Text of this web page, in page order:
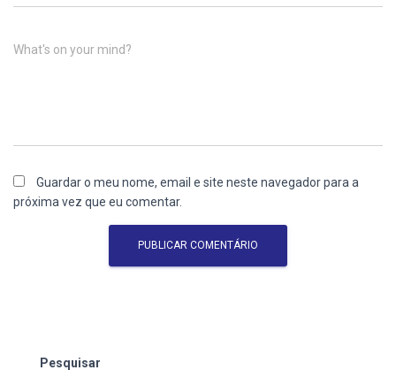
What's on your mind?
Guardar o meu nome, email e site neste navegador para a
próxima vez que eu comentar.
Pesquisar